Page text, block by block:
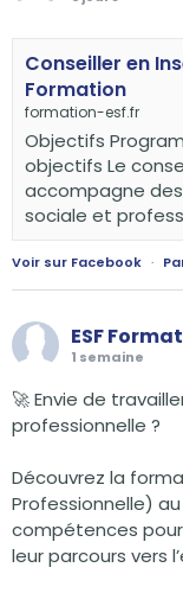
Conseiller en
Formation
formation-esf.fr
Objectifs
objectifs Le
accompagne
sociale et
Voir sur Facebook ·
ESF
1 semaine
🚀 Envie de
professionnelle ?
Découvrez la
Professionnelle)
compétences
leur parcours vers